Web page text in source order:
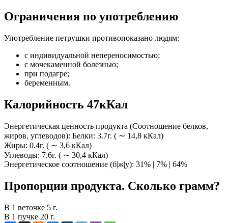
Ограничения по употреблению
Употребление петрушки противопоказано людям:
с индивидуальной непереносимостью;
с мочекаменной болезнью;
при подагре;
беременным.
Калорийность 47кКал
Энергетическая ценность продукта (Соотношение белков,
жиров, углеводов): Белки: 3.7г. ( ∼ 14,8 кКал)
Жиры: 0.4г. ( ∼ 3,6 кКал)
Углеводы: 7.6г. ( ∼ 30,4 кКал)
Энергетическое соотношение (б|ж|у): 31% | 7% | 64%
Пропорции продукта. Сколько грамм?
В 1 веточке 5 г.
В 1 пучке 20 г.